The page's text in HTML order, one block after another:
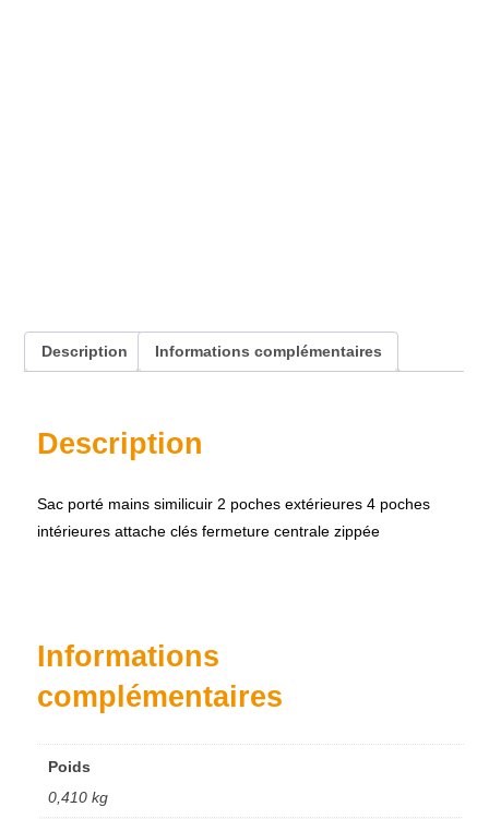
Contact
Description Informations complémentaires
Description
Sac porté mains similicuir 2 poches extérieures 4 poches
intérieures attache clés fermeture centrale zippée
Informations
complémentaires
Poids
0,410 kg